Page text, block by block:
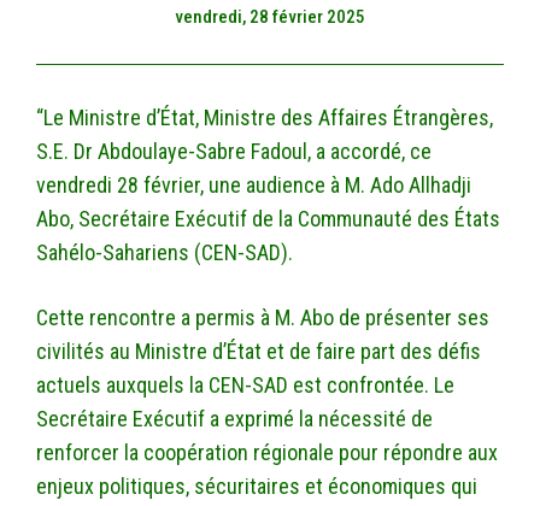
vendredi, 28 février 2025
“Le Ministre d’État, Ministre des Affaires Étrangères,
S.E. Dr Abdoulaye-Sabre Fadoul, a accordé, ce
vendredi 28 février, une audience à M. Ado Allhadji
Abo, Secrétaire Exécutif de la Communauté des États
Sahélo-Sahariens (CEN-SAD).
Cette rencontre a permis à M. Abo de présenter ses
civilités au Ministre d’État et de faire part des défis
actuels auxquels la CEN-SAD est confrontée. Le
Secrétaire Exécutif a exprimé la nécessité de
renforcer la coopération régionale pour répondre aux
enjeux politiques, sécuritaires et économiques qui